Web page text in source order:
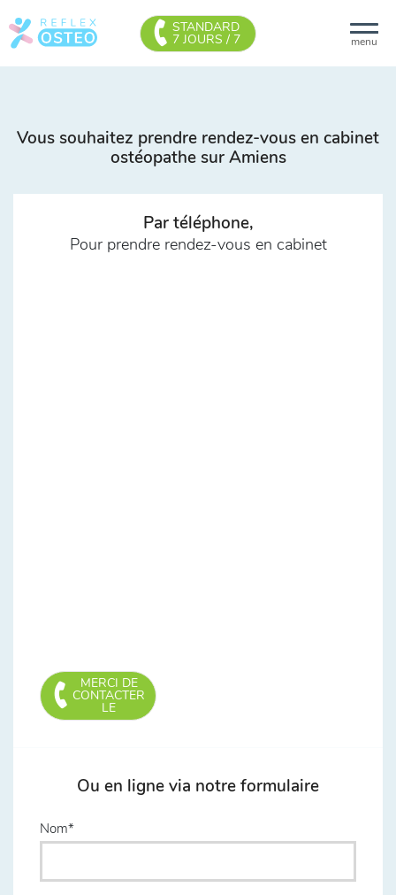
menu
STANDARD
7 JOURS / 7
Vous souhaitez prendre rendez-vous en cabinet
ostéopathe sur Amiens
Par téléphone,
Pour prendre rendez-vous en cabinet
MERCI DE
CONTACTER
LE
Ou en ligne via notre formulaire
Nom